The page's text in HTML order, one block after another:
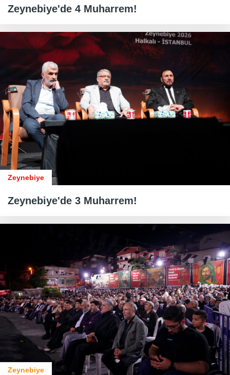
Zeynebiye'de 4 Muharrem!
Zeynebiye
Zeynebiye'de 3 Muharrem!
Zeynebiye